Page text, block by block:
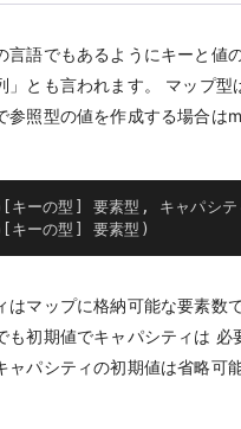
言語でもあるようにキーと値
」とも言われます。 マップ型
参照型の値を作成する場合は
キーの型] 要素型, キャパシテ
キーの型] 要素型)
はマップに格納可能な要素数
も初期値でキャパシティは 必
ャパシティの初期値は省略可能